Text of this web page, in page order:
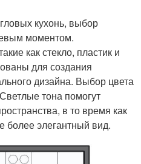
кухонь, выбор
моментом.
как стекло, пластик и
для создания
дизайна. Выбор цвета
тона помогут
в то время как
более элегантный вид.